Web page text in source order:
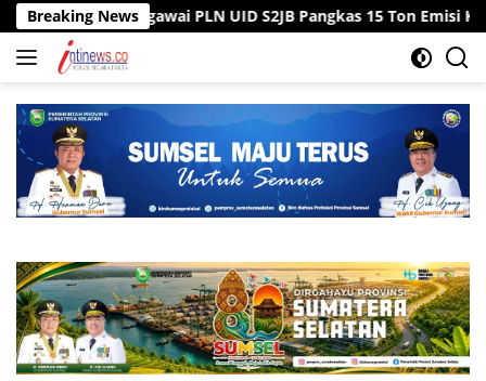
Langsung
ke
konten
Breaking News
Pegawai PLN UID S2JB Pangkas 15 Ton Emisi Karbon